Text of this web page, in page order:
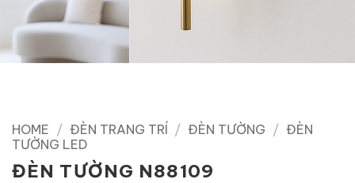
HOME / ĐÈN TRANG TRÍ / ĐÈN TƯỜNG / ĐÈN
TƯỜNG LED
ĐÈN TƯỜNG N88109